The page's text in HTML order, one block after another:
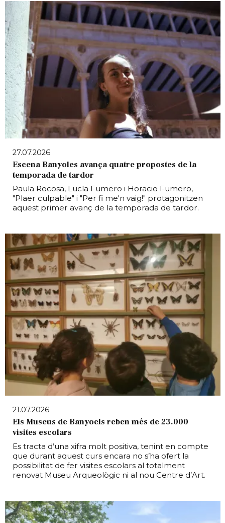
27.07.2026
Escena Banyoles avança quatre propostes de la
temporada de tardor
Paula Rocosa, Lucía Fumero i Horacio Fumero,
"Plaer culpable" i "Per fi me'n vaig!" protagonitzen
aquest primer avanç de la temporada de tardor.
21.07.2026
Els Museus de Banyoels reben més de 23.000
visites escolars
Es tracta d’una xifra molt positiva, tenint en compte
que durant aquest curs encara no s’ha ofert la
possibilitat de fer visites escolars al totalment
renovat Museu Arqueològic ni al nou Centre d’Art.